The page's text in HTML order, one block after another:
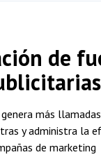
de
más
y administra la
de marketing